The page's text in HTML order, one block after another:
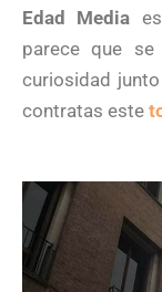
Edad Media
parece que
curiosidad
contratas este